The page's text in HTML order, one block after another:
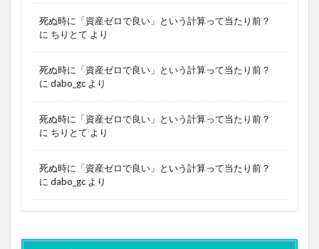
死ぬ時に「資産ゼロで良い」という計算って当たり前？
に ちりとて より
死ぬ時に「資産ゼロで良い」という計算って当たり前？
に dabo_gc より
死ぬ時に「資産ゼロで良い」という計算って当たり前？
に ちりとて より
死ぬ時に「資産ゼロで良い」という計算って当たり前？
に dabo_gc より